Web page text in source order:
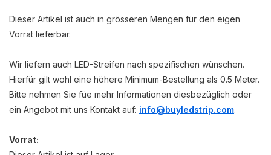
Dieser Artikel ist auch in grösseren Mengen für den eigen
Vorrat lieferbar.
Wir liefern auch LED-Streifen nach spezifischen wünschen.
Hierfür gilt wohl eine höhere Minimum-Bestellung als 0.5 Meter.
Bitte nehmen Sie füe mehr Informationen diesbezüglich oder
ein Angebot mit uns Kontakt auf: info@buyledstrip.com.
Vorrat: